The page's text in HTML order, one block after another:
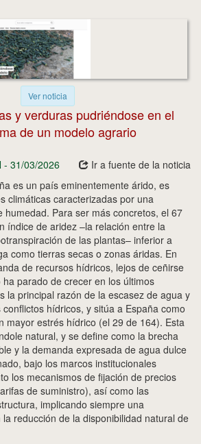
Ver noticia
y verduras pudriéndose en el
de un modelo agrario
- 31/03/2026
Ir a fuente de la noticia
es un país eminentemente árido, es
climáticas caracterizadas por una
humedad. Para ser más concretos, el 67
índice de aridez –la relación entre la
de las plantas– inferior a
como tierras secas o zonas áridas. En
de recursos hídricos, lejos de ceñirse
parado de crecer en los últimos
la principal razón de la escasez de agua y
hídricos, y sitúa a España como
mayor estrés hídrico (el 29 de 164). Esta
natural, y se define como la brecha
y la demanda expresada de agua dulce
bajo los marcos institucionales
los mecanismos de fijación de precios
de suministro), así como las
implicando siempre una
reducción de la disponibilidad natural de